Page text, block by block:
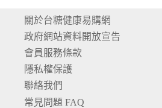
關於台糖健康易購網
政府網站資料開放宣告
會員服務條款
隱私權保護
聯絡我們
常見問題 FAQ